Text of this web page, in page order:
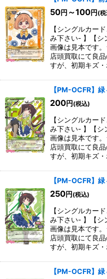
50円 ～100円 (
【シングルカー
み下さい- 】【シ
画像は見本です
店頭買取にて良
すが、初期キズ
【PM-OCFR】緑
200円 (税込)
【シングルカー
み下さい- 】【シ
画像は見本です
店頭買取にて良
すが、初期キズ
【PM-OCFR】緑
250円 (税込)
【シングルカー
み下さい- 】【シ
画像は見本です
店頭買取にて良
すが、初期キズ
【PM-OCFR】緑